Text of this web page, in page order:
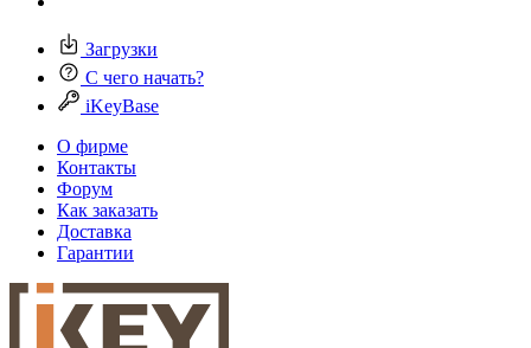
Загрузки
С чего начать?
iKeyBase
О фирме
Контакты
Форум
Как заказать
Доставка
Гарантии